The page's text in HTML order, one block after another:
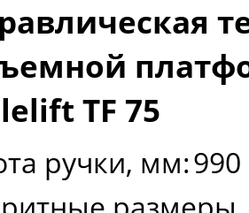
TF 75
ручки, мм:990